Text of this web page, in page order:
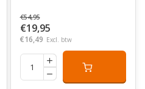
€54,95
€19,95
€16,49 Excl. btw